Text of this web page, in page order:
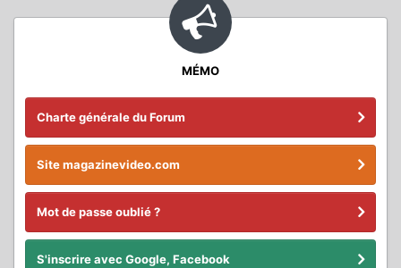
MÉMO
Charte générale du Forum
Site magazinevideo.com
Mot de passe oublié ?
S'inscrire avec Google, Facebook